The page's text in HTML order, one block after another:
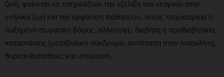
ζωή, φαίνεται να επηρεάζουν την εξέλιξη του νεογνού στην
ενήλικο ζωή και την εμφάνιση παθήσεων, όπως παχυσαρκία ή
αυξημένο σωματικό βάρος, αλλεργίες, διαβήτη ή προδιαβητικές
καταστάσεις (μεταβολικό σύνδρομο, αντίσταση στην ινσουλίνη),
θυρεοειδοπάθειες και υπέρταση.